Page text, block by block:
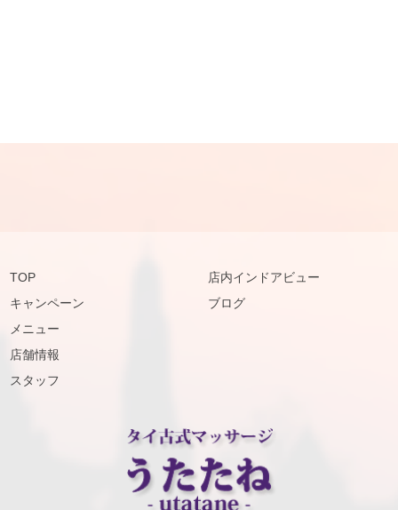
TOP
キャンペーン
メニュー
店舗情報
スタッフ
店内インドアビュー
ブログ